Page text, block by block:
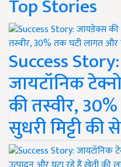
Top Stories
Success
जायटॉनिक
की तस्वीर,
सुधरी मिट्टी की